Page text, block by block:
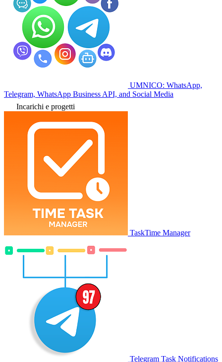
UMNICO: WhatsApp,
Telegram, WhatsApp Business API, and Social Media
Incarichi e progetti
TaskTime Manager
Telegram Task Notifications